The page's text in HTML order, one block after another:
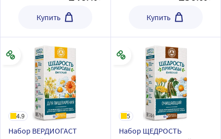
Купить Купить
4.9
Набор ВЕРДИОГАСТ
5
Набор ЩЕДРОСТЬ